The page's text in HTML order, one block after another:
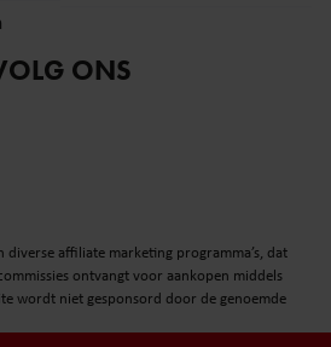
ONS
affiliate marketing programma’s, dat
ontvangt voor aankopen middels
wordt niet gesponsord door de genoemde